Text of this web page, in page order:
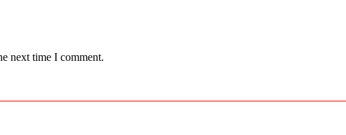
next time I comment.